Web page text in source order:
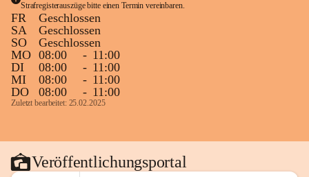
Strafregisterauszüge bitte einen Termin vereinbaren.
FR
Geschlossen
SA
Geschlossen
SO
Geschlossen
MO 08:00 - 11:00
DI
08:00 - 11:00
MI
08:00 - 11:00
DO
08:00 - 11:00
Zuletzt bearbeitet: 25.02.2025
Veröffentlichungsportal